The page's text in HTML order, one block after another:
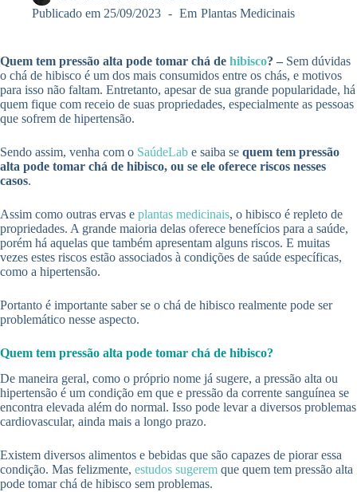
Publicado em 25/09/2023 Em Plantas Medicinais
Quem tem pressão alta pode tomar chá de hibisco? – Sem dúvidas
o chá de hibisco é um dos mais consumidos entre os chás, e motivos
para isso não faltam. Entretanto, apesar de sua grande popularidade, há
quem fique com receio de suas propriedades, especialmente as pessoas
que sofrem de hipertensão.
Sendo assim, venha com o SaúdeLab e saiba se quem tem pressão
alta pode tomar chá de hibisco, ou se ele oferece riscos nesses
casos.
Assim como outras ervas e plantas medicinais, o hibisco é repleto de
propriedades. A grande maioria delas oferece benefícios para a saúde,
porém há aquelas que também apresentam alguns riscos. E muitas
vezes estes riscos estão associados à condições de saúde específicas,
como a hipertensão.
Portanto é importante saber se o chá de hibisco realmente pode ser
problemático nesse aspecto.
Quem tem pressão alta pode tomar chá de hibisco?
De maneira geral, como o próprio nome já sugere, a pressão alta ou
hipertensão é um condição em que e pressão da corrente sanguínea se
encontra elevada além do normal. Isso pode levar a diversos problemas
cardiovascular, ainda mais a longo prazo.
Existem diversos alimentos e bebidas que são capazes de piorar essa
condição. Mas felizmente, estudos sugerem que quem tem pressão alta
pode tomar chá de hibisco sem problemas.